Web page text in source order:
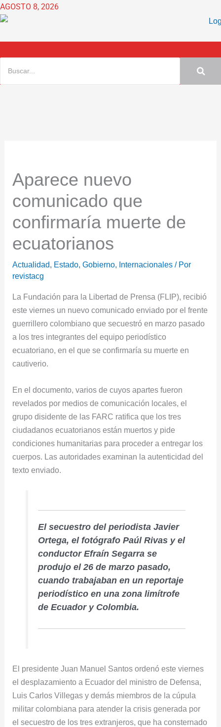
Ir
al
AGOSTO 8, 2026
Aparece nuevo
comunicado que
confirmaría muerte de
ecuatorianos
Actualidad, Estado,Gobierno, Internacionales / Por
revistacg
La Fundación para la Libertad de Prensa (FLIP), recibió
este viernes un nuevo comunicado enviado por el frente
guerrillero colombiano que secuestró en marzo pasado
a los tres integrantes del equipo periodístico
ecuatoriano, en el que se confirmaría su muerte en
cautiverio.
En el documento, varios de cuyos apartes fueron
revelados por medios de comunicación locales, el
grupo disidente de las FARC ratifica que los tres
ciudadanos ecuatorianos están muertos y pide
condiciones humanitarias para proceder a entregar los
cuerpos. Las autoridades examinan la autenticidad del
texto enviado.
El secuestro del periodista Javier
Ortega, el fotógrafo Paúl Rivas y el
conductor Efraín Segarra se
produjo el 26 de marzo pasado,
cuando trabajaban en un reportaje
periodístico en una zona limítrofe
de Ecuador y Colombia.
El presidente Juan Manuel Santos ordenó este viernes
el desplazamiento a Ecuador del ministro de Defensa,
Luis Carlos Villegas y demás miembros de la cúpula
militar colombiana para atender la crisis generada por
el secuestro de los tres extranjeros, que ha consternado